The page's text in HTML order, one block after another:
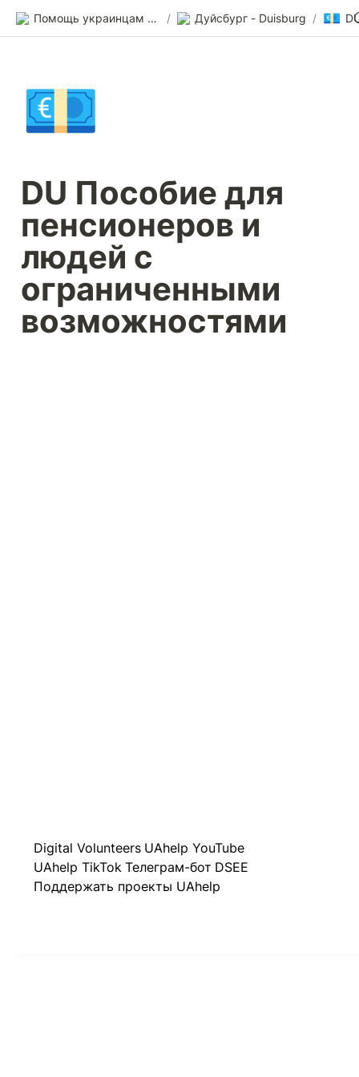
Помощь украинцам в Германии / Дуйсбург - Duisburg / 💶
💶
DU Пособие для
пенсионеров и
людей с
ограниченными
возможностями
Digital Volunteers UAhelp YouTube
UAhelp TikTok Телеграм-бот DSEE
Поддержать проекты UAhelp